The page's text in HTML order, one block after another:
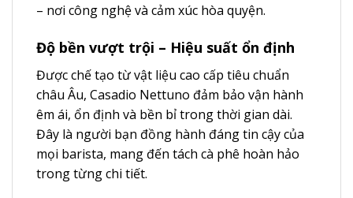
– nơi công nghệ và cảm xúc hòa quyện.
Độ bền vượt trội – Hiệu suất ổn định
Được chế tạo từ vật liệu cao cấp tiêu chuẩn
châu Âu, Casadio Nettuno đảm bảo vận hành
êm ái, ổn định và bền bỉ trong thời gian dài.
Đây là người bạn đồng hành đáng tin cậy của
mọi barista, mang đến tách cà phê hoàn hảo
trong từng chi tiết.